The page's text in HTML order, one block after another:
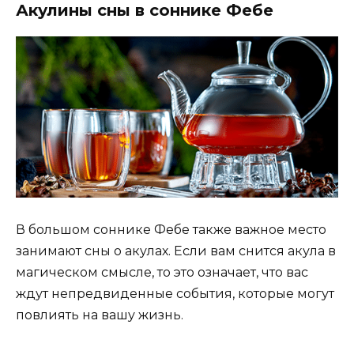
Акулины сны в соннике Фебе
В большом соннике Фебе также важное место
занимают сны о акулах. Если вам снится акула в
магическом смысле, то это означает, что вас
ждут непредвиденные события, которые могут
повлиять на вашу жизнь.